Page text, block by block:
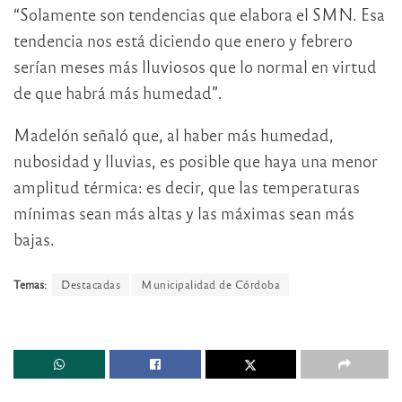
“Solamente son tendencias que elabora el SMN. Esa
tendencia nos está diciendo que enero y febrero
serían meses más lluviosos que lo normal en virtud
de que habrá más humedad”.
Madelón señaló que, al haber más humedad,
nubosidad y lluvias, es posible que haya una menor
amplitud térmica: es decir, que las temperaturas
mínimas sean más altas y las máximas sean más
bajas.
Temas: Destacadas Municipalidad de Córdoba